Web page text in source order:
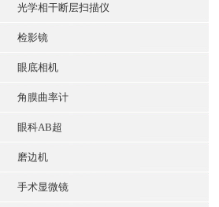
光学相干断层扫描仪
检影镜
眼底相机
角膜曲率计
眼科AB超
磨边机
手术显微镜